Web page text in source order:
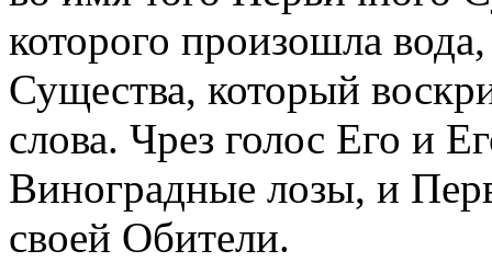
которого произошла
Существа, который
слова. Чрез голос Его и
Виноградные лозы, и
своей Обители.